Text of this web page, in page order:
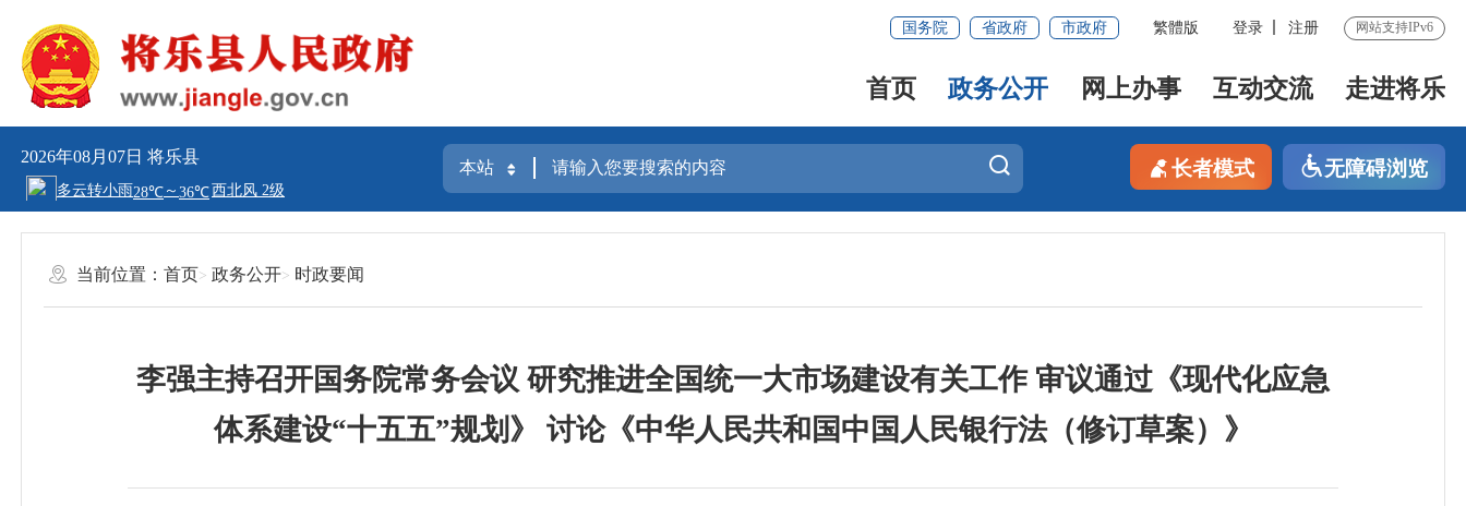
国务院 省政府 市政府 繁體版 登录 注册 网站支持IPv6
首页 政务公开 网上办事 互动交流 走进将乐
2026年08月07日将乐县
长者模式 无障碍浏览
当前位置：首页 政务公开 时政要闻
李强主持召开国务院常务会议 研究推进全国统一大市场建设有关工作 审议通过《现代化应急
体系建设“十五五”规划》 讨论《中华人民共和国中国人民银行法（修订草案）》